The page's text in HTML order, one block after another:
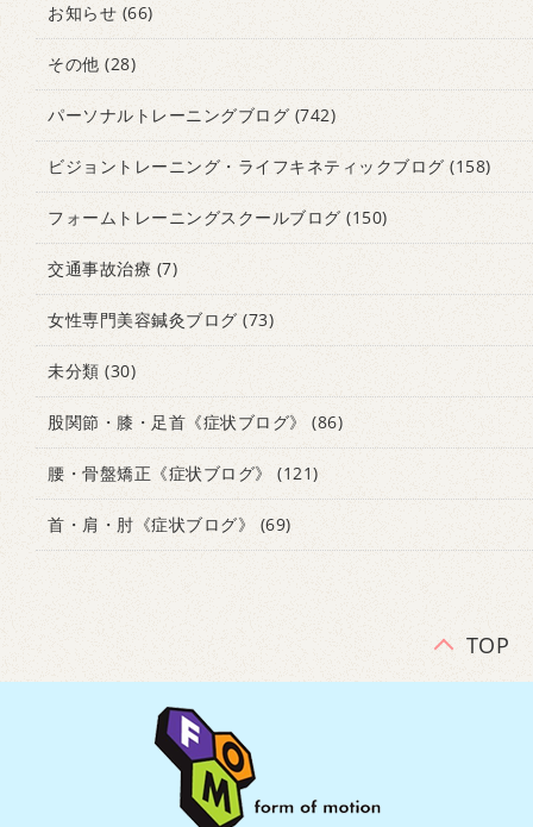
お知らせ (66)
その他 (28)
パーソナルトレーニングブログ (742)
ビジョントレーニング・ライフキネティックブログ (158)
フォームトレーニングスクールブログ (150)
交通事故治療 (7)
女性専門美容鍼灸ブログ (73)
未分類 (30)
股関節・膝・足首《症状ブログ》 (86)
腰・骨盤矯正《症状ブログ》 (121)
首・肩・肘《症状ブログ》 (69)
TOP